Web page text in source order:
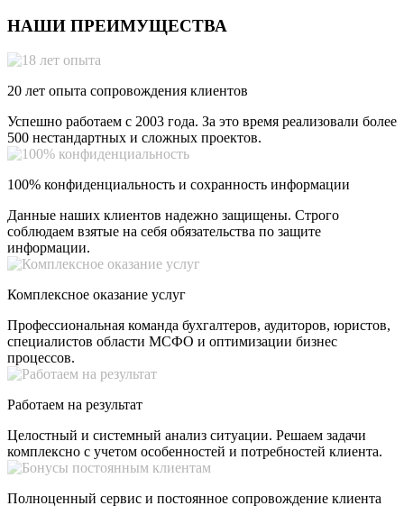
НАШИ ПРЕИМУЩЕСТВА
20 лет опыта сопровождения клиентов
Успешно работаем с 2003 года. За это время реализовали более
500 нестандартных и сложных проектов.
100% конфиденциальность и сохранность информации
Данные наших клиентов надежно защищены. Строго
соблюдаем взятые на себя обязательства по защите
информации.
Комплексное оказание услуг
Профессиональная команда бухгалтеров, аудиторов, юристов,
специалистов области МСФО и оптимизации бизнес
процессов.
Работаем на результат
Целостный и системный анализ ситуации. Решаем задачи
комплексно с учетом особенностей и потребностей клиента.
Полноценный сервис и постоянное сопровождение клиента